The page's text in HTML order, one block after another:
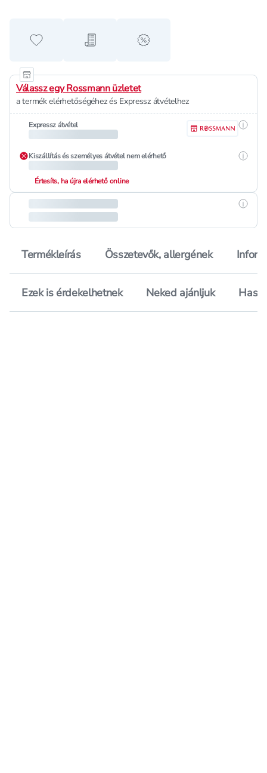
Hozzáadás a kedvencekhez
Hozzáadás a bevásárló listához
alert when on sale
Válassz egy Rossmann üzletet
a termék elérhetőségéhez és Expressz átvételhez
Expressz átvétel
Kiszállítás és személyes átvétel nem elérhető
Értesíts, ha újra elérhető online
Termékleírás Összetevők, allergének
Ezek is érdekelhetnek Neked ajánljuk